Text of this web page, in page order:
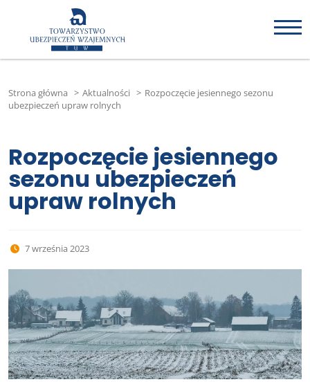
Strona główna > Aktualności > Rozpoczęcie jesiennego sezonu
ubezpieczeń upraw rolnych
Rozpoczęcie jesiennego
sezonu ubezpieczeń
upraw rolnych
7 września 2023